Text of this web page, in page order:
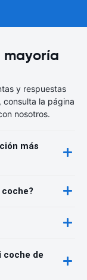
mayoría
y respuestas
la página
nosotros.
más
coche de